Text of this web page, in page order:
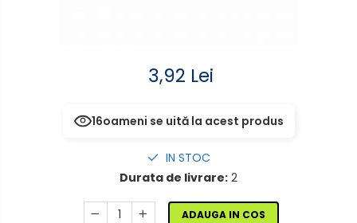
Prelungitoare/Derulatoare
Starter/Droser
Triplu Stecher
3,92 Lei
16oameni se uită la acest produs
IN STOC
Durata de livrare: 2
ADAUGA IN COS